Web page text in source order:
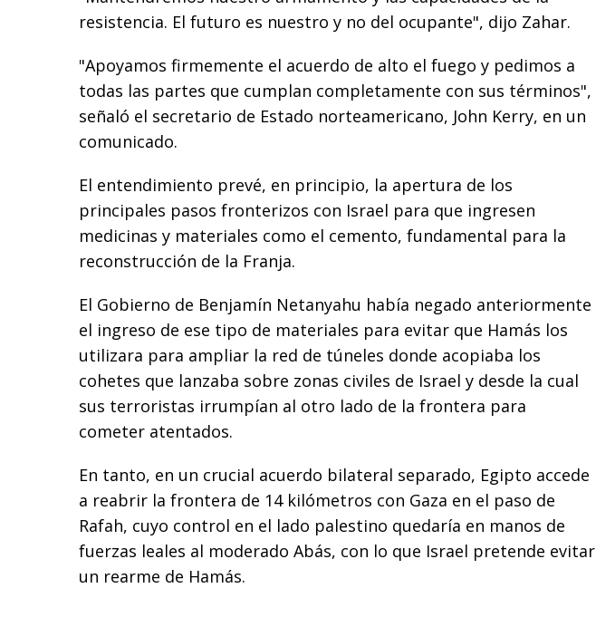
resistencia. El futuro es nuestro y no del ocupante", dijo Zahar.
"Apoyamos firmemente el acuerdo de alto el fuego y pedimos a
todas las partes que cumplan completamente con sus términos",
señaló el secretario de Estado norteamericano, John Kerry, en un
comunicado.
El entendimiento prevé, en principio, la apertura de los
principales pasos fronterizos con Israel para que ingresen
medicinas y materiales como el cemento, fundamental para la
reconstrucción de la Franja.
El Gobierno de Benjamín Netanyahu había negado anteriormente
el ingreso de ese tipo de materiales para evitar que Hamás los
utilizara para ampliar la red de túneles donde acopiaba los
cohetes que lanzaba sobre zonas civiles de Israel y desde la cual
sus terroristas irrumpían al otro lado de la frontera para
cometer atentados.
En tanto, en un crucial acuerdo bilateral separado, Egipto accede
a reabrir la frontera de 14 kilómetros con Gaza en el paso de
Rafah, cuyo control en el lado palestino quedaría en manos de
fuerzas leales al moderado Abás, con lo que Israel pretende evitar
un rearme de Hamás.